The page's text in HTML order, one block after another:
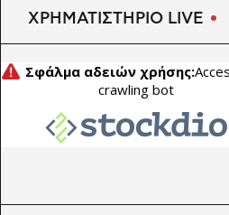
Στο 3,4% υποχώρησε ο
ΕΠΙΧΕΙΡΗΣΕΙΣ
Βιρτζίνια: «Μπλόκο» στη
συγχώνευση Dominion–
ΧΡΗΜΑΤΙΣΤΗΡΙΟ LIVE